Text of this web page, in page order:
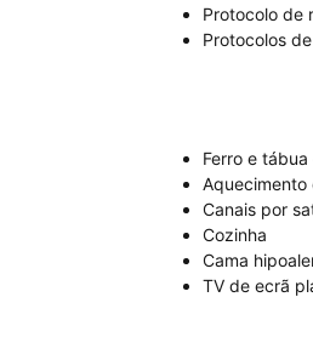
Protocolo de
Protocolos
Ferro e
Aquecimento
Canais por
Cozinha
Cama
TV de ecrã